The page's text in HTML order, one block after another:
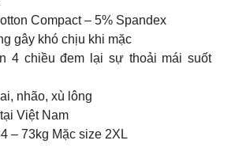
Compact – 5% Spandex
gây khó chịu khi mặc
4 chiều đem lại sự thoải mái suốt
nhão, xù lông
Việt Nam
– 73kg Mặc size 2XL